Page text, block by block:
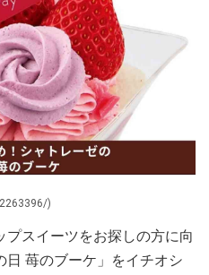
)
スイーツをお探しの方に向
日 苺のブーケ」をイチオシ